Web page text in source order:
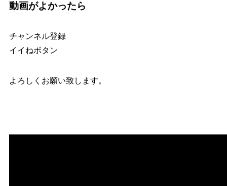
動画がよかったら
チャンネル登録
イイねボタン
よろしくお願い致します。